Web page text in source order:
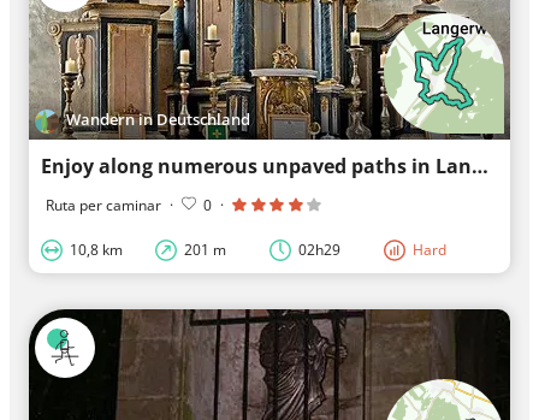
Wandern in Deutschland
Enjoy along numerous unpaved paths in Langerwehe
Ruta per caminar · 0 ·
10,8 km 201 m 02h29 Hard